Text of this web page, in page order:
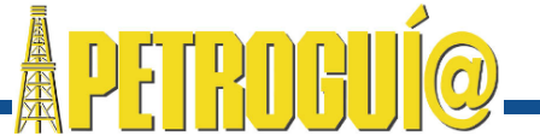
contenido